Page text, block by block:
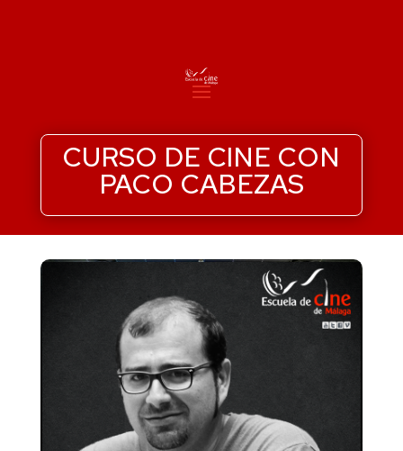
CURSO DE CINE CON
PACO CABEZAS